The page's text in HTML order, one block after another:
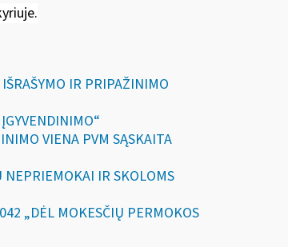
IR PRIPAŽINIMO
VIENA PVM SĄSKAITA
IR SKOLOMS
„DĖL MOKESČIŲ PERMOKOS